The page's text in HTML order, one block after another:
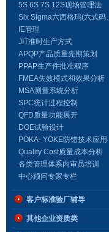
5S 6S 7S 12S现场管理法
Six Sigma六西格玛(六式码
标准差、6σ、6Sigma)
IE管理
JIT准时生产方式
APQP产品质量先期策划
PPAP生产件批准程序
FMEA失效模式和效果分析
MSA测量系统分析
SPC统计过程控制
QFD质量功能展开
DOE试验设计
POKA- YOKE防错技术应用
Quality Cost质量成本分析
各类管理体系内审员培训
中心顾问专家专栏
客户标准验厂辅导
其他企业资质类